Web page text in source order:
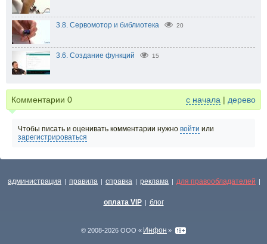
3.8. Сервомотор и библиотека 20
3.6. Создание функций 15
Комментарии 0 с начала | дерево
Чтобы писать и оценивать комментарии нужно войти или
зарегистрироваться
администрация | правила | справка | реклама | для правообладателей |
оплата VIP | блог
© 2008-2026 ООО « Инфон »